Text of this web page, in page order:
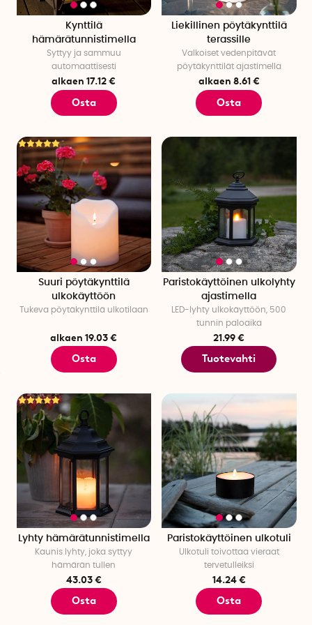
Kynttilä
hämärätunnistimella
Syttyy ja sammuu
automaattisesti
alkaen 17.12 €
Osta
Liekillinen pöytäkynttilä
terassille
Valkoiset vedenpitävät
pöytäkynttilät ajastimella
alkaen 8.61 €
Osta
Suuri pöytäkynttilä
ulkokäyttöön
Tukeva pöytäkynttilä ulkotilaan
alkaen 19.03 €
Osta
Paristokäyttöinen ulkolyhty
ajastimella
LED-lyhty ulkokäyttöön, 500
tunnin paloaika
21.99 €
Tuotevahti
Lyhty hämärätunnistimella
Kaunis lyhty, joka syttyy
hämärän tullen
43.03 €
Osta
Paristokäyttöinen ulkotuli
Ulkotuli toivottaa vieraat
tervetulleiksi
14.24 €
Osta